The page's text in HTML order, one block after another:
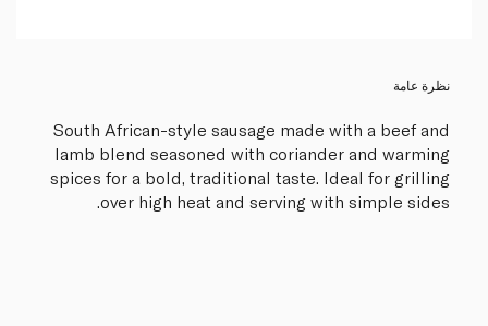
نظرة عامة
South African-style sausage made with a beef and
lamb blend seasoned with coriander and warming
spices for a bold, traditional taste. Ideal for grilling
over high heat and serving with simple sides.